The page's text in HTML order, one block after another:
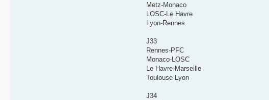
Metz-Monaco
LOSC-Le Havre
Lyon-Rennes
J33
Rennes-PFC
Monaco-LOSC
Le Havre-Marseille
Toulouse-Lyon
J34